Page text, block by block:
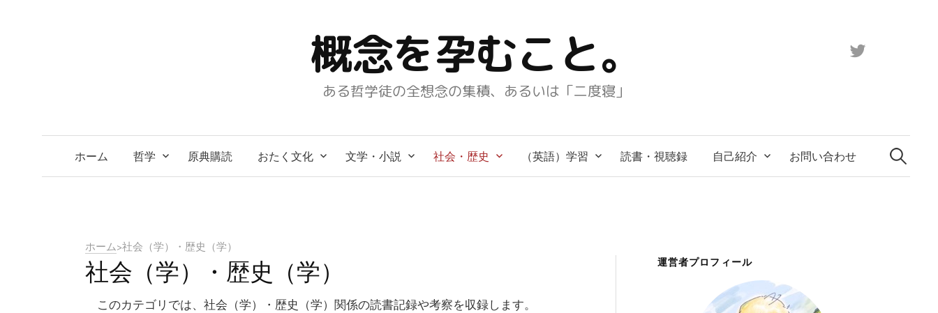
概念を孕むこと。
ある哲学徒の全想念の集積、あるいは「二度寝」
ホーム 哲学 原典購読 おたく文化 文学・小説 社会・歴史 （英語）学習 読書・視聴録 自己紹介 お問い合わせ 検
ホーム>社会（学）・歴史（学）
社会（学）・歴史（学）
このカテゴリでは、社会（学）・歴史（学）関係の読書記録や考察を収録します。
運営者プロフィール